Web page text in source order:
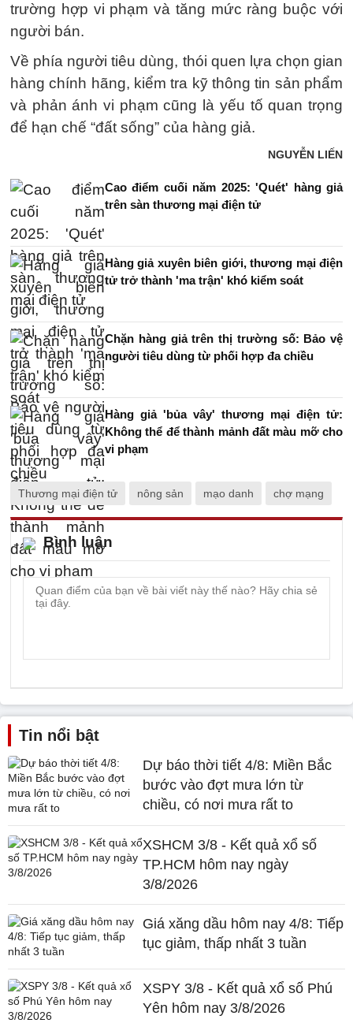
trường hợp vi phạm và tăng mức ràng buộc với
người bán.
Về phía người tiêu dùng, thói quen lựa chọn gian
hàng chính hãng, kiểm tra kỹ thông tin sản phẩm
và phản ánh vi phạm cũng là yếu tố quan trọng
để hạn chế “đất sống” của hàng giả.
NGUYỄN LIẾN
Cao điểm cuối năm 2025: 'Quét' hàng giả
trên sàn thương mại điện tử
Hàng giả xuyên biên giới, thương mại điện
tử trở thành 'ma trận' khó kiểm soát
Chặn hàng giả trên thị trường số: Bảo vệ
người tiêu dùng từ phối hợp đa chiều
Hàng giả 'bủa vây' thương mại điện tử:
Không thể để thành mảnh đất màu mỡ cho
vi phạm
Thương mại điện tử nông sản mạo danh chợ mạng
Bình luận
Tin nổi bật
Dự báo thời tiết 4/8: Miền Bắc
bước vào đợt mưa lớn từ
chiều, có nơi mưa rất to
XSHCM 3/8 - Kết quả xổ số
TP.HCM hôm nay ngày
3/8/2026
Giá xăng dầu hôm nay 4/8: Tiếp
tục giảm, thấp nhất 3 tuần
XSPY 3/8 - Kết quả xổ số Phú
Yên hôm nay 3/8/2026